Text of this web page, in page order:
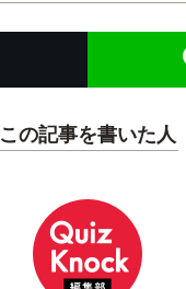
この記事を書いた人